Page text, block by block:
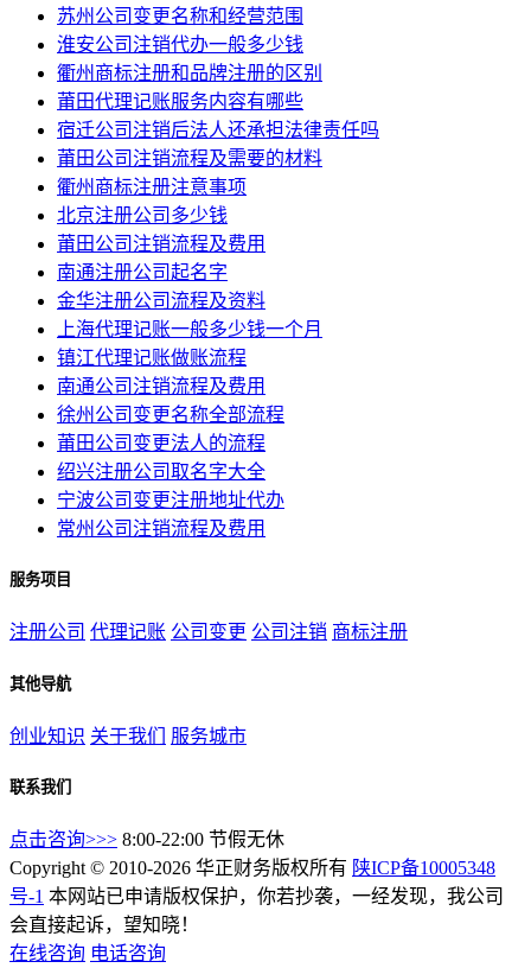
苏州公司变更名称和经营范围
淮安公司注销代办一般多少钱
衢州商标注册和品牌注册的区别
莆田代理记账服务内容有哪些
宿迁公司注销后法人还承担法律责任吗
莆田公司注销流程及需要的材料
衢州商标注册注意事项
北京注册公司多少钱
莆田公司注销流程及费用
南通注册公司起名字
金华注册公司流程及资料
上海代理记账一般多少钱一个月
镇江代理记账做账流程
南通公司注销流程及费用
徐州公司变更名称全部流程
莆田公司变更法人的流程
绍兴注册公司取名字大全
宁波公司变更注册地址代办
常州公司注销流程及费用
服务项目
注册公司 代理记账 公司变更 公司注销 商标注册
其他导航
创业知识 关于我们 服务城市
联系我们
点击咨询>>> 8:00-22:00 节假无休
Copyright © 2010-2026 华正财务版权所有 陕ICP备10005348
号-1 本网站已申请版权保护，你若抄袭，一经发现，我公司
会直接起诉，望知晓！
在线咨询 电话咨询